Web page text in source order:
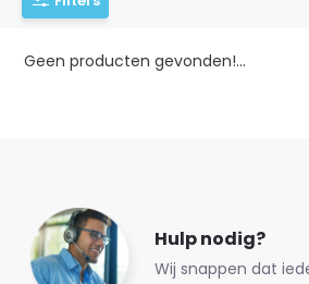
Geen producten gevonden!...
Hulp nodig?
Wij snappen dat